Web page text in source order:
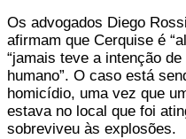
Os advogados Diego
afirmam que Cerquise é
“jamais teve a intenção
humano”. O caso está
homicídio, uma vez que
estava no local que foi
sobreviveu às explosões.